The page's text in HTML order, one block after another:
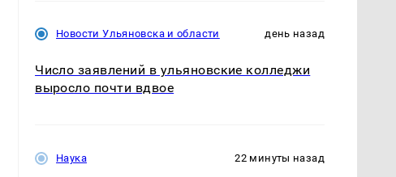
Новости Ульяновска и области день назад
Число заявлений в ульяновские колледжи
выросло почти вдвое
Наука 22 минуты назад